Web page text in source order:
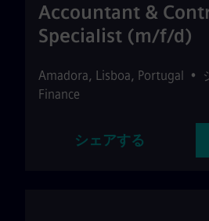
Accountant &
Specialist (m/f/d)
Amadora, Lisboa, Portugal •
Finance
シェアする